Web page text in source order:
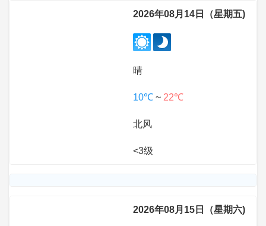
2026年08月14日（星期五)
晴
10℃ ~ 22℃
北风
<3级
2026年08月15日（星期六)